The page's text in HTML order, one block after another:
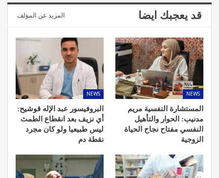
قد يعجبك ايضا المزيد عن المؤلف
NEWS
المستشارة النفسية مريم
مدنيب: الحوار والتأهيل
النفسي مفتاح نجاح الحياة
الزوجية
NEWS
البروفيسور عبد الإله قوشيح:
أي نزيف بعد انقطاع الطمث
ليس طبيعيا ولو كان مجرد
نقطة دم